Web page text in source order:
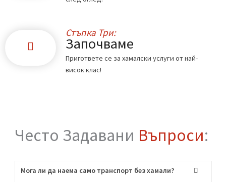
Стъпка Едно:
Обадете ни се
Свържете се с нас по телефона или чрез
формата в сайта.
Ще ви дадем точна цена по телефона или
след оглед.